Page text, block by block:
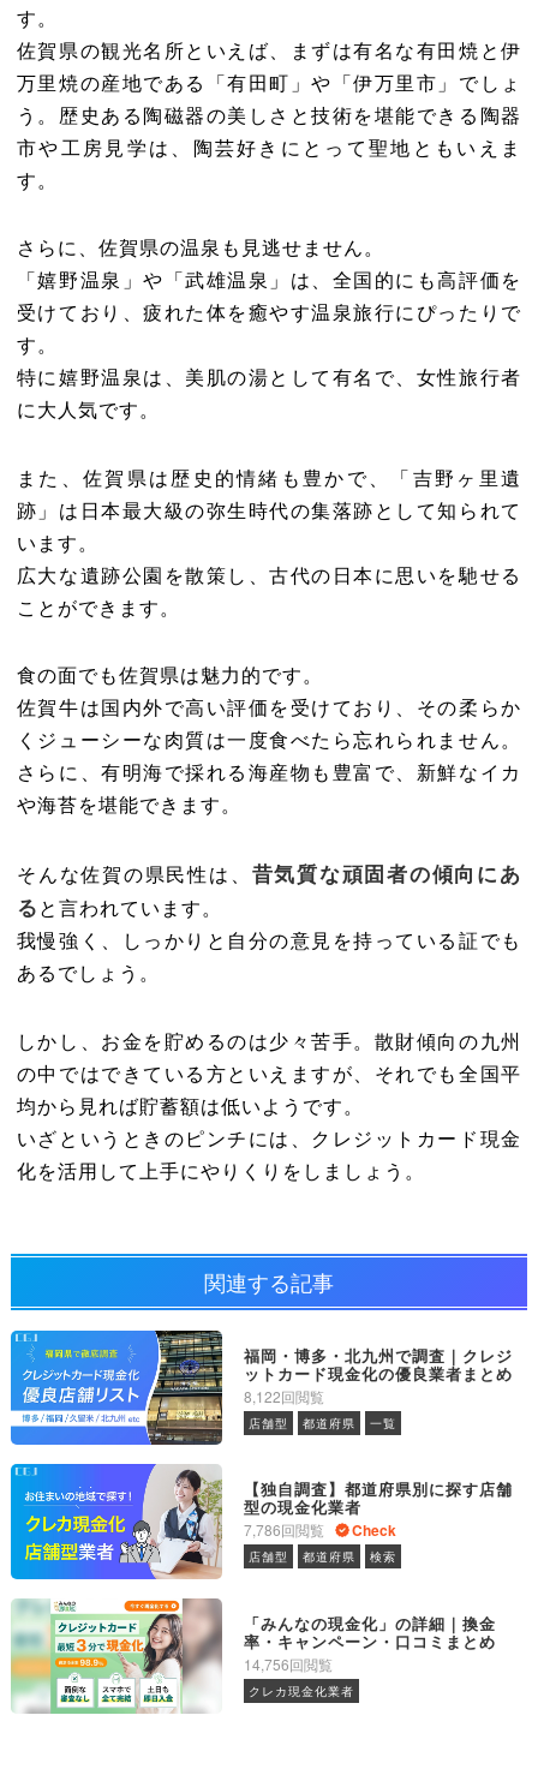
す。
佐賀県の観光名所といえば、まずは有名な有田焼と伊
万里焼の産地である「有田町」や「伊万里市」でしょ
う。歴史ある陶磁器の美しさと技術を堪能できる陶器
市や工房見学は、陶芸好きにとって聖地ともいえま
す。
さらに、佐賀県の温泉も見逃せません。
「嬉野温泉」や「武雄温泉」は、全国的にも高評価を
受けており、疲れた体を癒やす温泉旅行にぴったりで
す。
特に嬉野温泉は、美肌の湯として有名で、女性旅行者
に大人気です。
また、佐賀県は歴史的情緒も豊かで、「吉野ヶ里遺
跡」は日本最大級の弥生時代の集落跡として知られて
います。
広大な遺跡公園を散策し、古代の日本に思いを馳せる
ことができます。
食の面でも佐賀県は魅力的です。
佐賀牛は国内外で高い評価を受けており、その柔らか
くジューシーな肉質は一度食べたら忘れられません。
さらに、有明海で採れる海産物も豊富で、新鮮なイカ
や海苔を堪能できます。
そんな佐賀の県民性は、 昔気質な頑固者の傾向にあ
ると言われています。
我慢強く、しっかりと自分の意見を持っている証でも
あるでしょう。
しかし、お金を貯めるのは少々苦手。散財傾向の九州
の中ではできている方といえますが、それでも全国平
均から見れば貯蓄額は低いようです。
いざというときのピンチには、クレジットカード現金
化を活用して上手にやりくりをしましょう。
関連する記事
福岡・博多・北九州で調査｜クレジ
ットカード現金化の優良業者まとめ
8,122回閲覧
店舗型 都道府県 一覧
【独自調査】都道府県別に探す店舗
型の現金化業者
7,786回閲覧 Check
店舗型 都道府県 検索
「みんなの現金化」の詳細｜換金
率・キャンペーン・口コミまとめ
14,756回閲覧
クレカ現金化業者